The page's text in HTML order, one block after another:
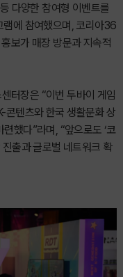
다양한 참여형 이벤트를
램에 참여했으며, 코리아36
보가 매장 방문과 지속적
터장은 “이번 두바이 게임
텐츠와 한국 생활문화 상
했다”라며, “앞으로도 ‘코
출과 글로벌 네트워크 확